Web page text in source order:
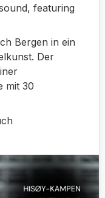
featuring
Bergen in ein
Der
mit 30